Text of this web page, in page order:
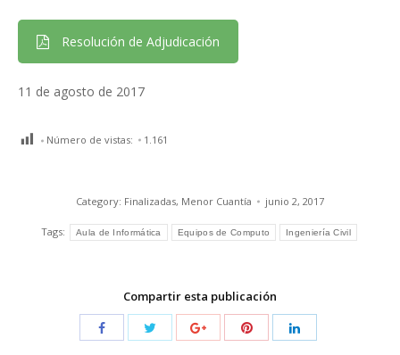
Resolución de Adjudicación
11 de agosto de 2017
Número de vistas: 1.161
Category: Finalizadas, Menor Cuantía junio 2, 2017
Tags: Aula de Informática Equipos de Computo Ingeniería Civil
Compartir esta publicación